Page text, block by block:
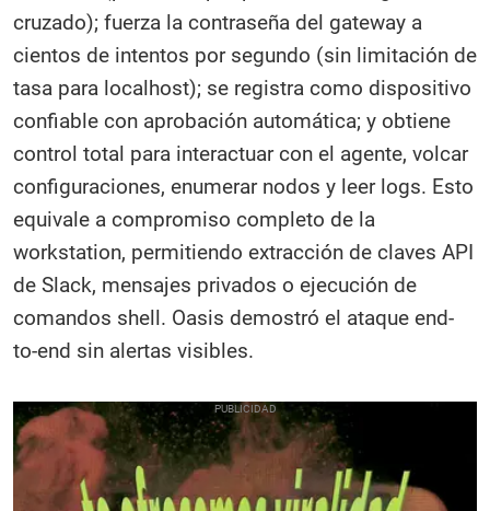
cruzado); fuerza la contraseña del gateway a
cientos de intentos por segundo (sin limitación de
tasa para localhost); se registra como dispositivo
confiable con aprobación automática; y obtiene
control total para interactuar con el agente, volcar
configuraciones, enumerar nodos y leer logs. Esto
equivale a compromiso completo de la
workstation, permitiendo extracción de claves API
de Slack, mensajes privados o ejecución de
comandos shell. Oasis demostró el ataque end-
to-end sin alertas visibles.